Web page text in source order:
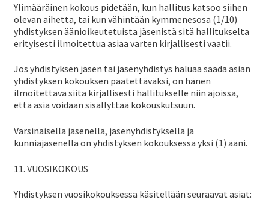
Ylimääräinen kokous pidetään, kun hallitus katsoo siihen
olevan aihetta, tai kun vähintään kymmenesosa (1/10)
yhdistyksen äänioikeutetuista jäsenistä sitä hallitukselta
erityisesti ilmoitettua asiaa varten kirjallisesti vaatii.
Jos yhdistyksen jäsen tai jäsenyhdistys haluaa saada asian
yhdistyksen kokouksen päätettäväksi, on hänen
ilmoitettava siitä kirjallisesti hallitukselle niin ajoissa,
että asia voidaan sisällyttää kokouskutsuun.
Varsinaisella jäsenellä, jäsenyhdistyksellä ja
kunniajäsenellä on yhdistyksen kokouksessa yksi (1) ääni.
11. VUOSIKOKOUS
Yhdistyksen vuosikokouksessa käsitellään seuraavat asiat: